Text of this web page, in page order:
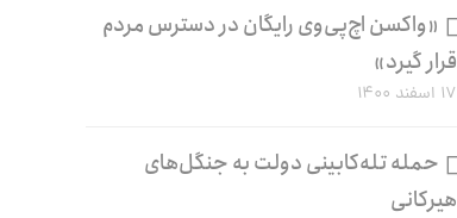
«واکسن اچ‌پی‌وی رایگان در دسترس مردم
قرار گیرد»
۱۷ اسفند ۱۴۰۰
حمله تله‌کابینی دولت به جنگل‌های
هیرکانی